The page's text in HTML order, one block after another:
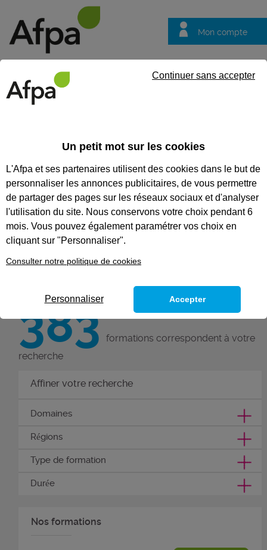
Mon compte
questions
NOS FORMATIONS
CERTIFIANTES
Nos formationscertifiantes
Découvrez un métier, débutez un
parcours professionnel, accédez à
un premier niveau d’employabilité
l’Afpa, valorisez votre expérience
383 formations correspondent à votre
recherche
Affiner votre recherche
Domaines
Régions
Type de formation
Durée
Nos formations
Un petit mot sur les cookies
L'Afpa et ses partenaires utilisent des cookies dans le but de
personnaliser les annonces publicitaires, de vous permettre
de partager des pages sur les réseaux sociaux et d'analyser
l'utilisation du site. Nous conservons votre choix pendant 6
mois. Vous pouvez également paramétrer vos choix en
cliquant sur "Personnaliser".
Consulter notre politique de cookies
Continuer sans accepter
Personnaliser Accepter